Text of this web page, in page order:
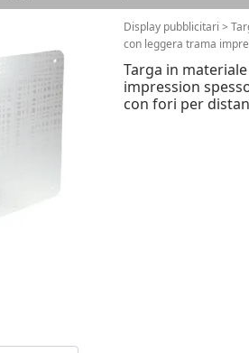
Display pubblicitari >
con leggera trama
Targa in
impression
con fori per